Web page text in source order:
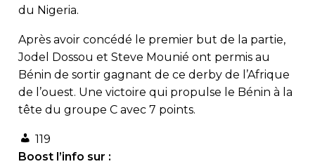
du Nigeria.
Après avoir concédé le premier but de la partie,
Jodel Dossou et Steve Mounié ont permis au
Bénin de sortir gagnant de ce derby de l’Afrique
de l’ouest. Une victoire qui propulse le Bénin à la
tête du groupe C avec 7 points.
119
Boost l’info sur :